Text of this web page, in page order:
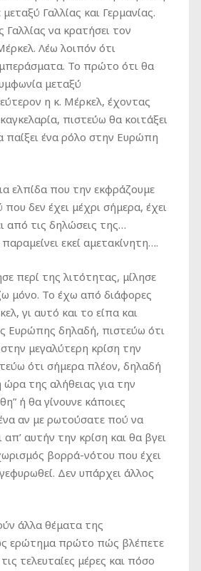
Γαλλίας και Γερμανίας.
να κρατήσει τον
Λέω λοιπόν ότι
Το πρώτο ότι θα
μεταξύ
η κ. Μέρκελ, έχοντας
πιστεύω θα κοιτάξει
παίξει ένα ρόλο στην Ευρώπη
ελπίδα που την εκφράζουμε
δεν έχει μέχρι σήμερα, έχει
από τις δηλώσεις της…
εκεί αμετακίνητη….
περί της λιτότητας, μίλησε
μόνο. Το έχω από διάφορες
γι αυτό και το είπα και
Ευρώπης δηλαδή, πιστεύω ότι
μεγαλύτερη κρίση την
ότι σήμερα πλέον, δηλαδή
της αλήθειας για την
ή θα γίνουνε κάποιες
αν με ρωτούσατε πού να
αυτήν την κρίση και θα βγει
βορρά-νότου που έχει
Δεν υπάρχει άλλος
άλλα θέματα της
ερώτημα πρώτο πώς βλέπετε
τελευταίες μέρες και πόσο